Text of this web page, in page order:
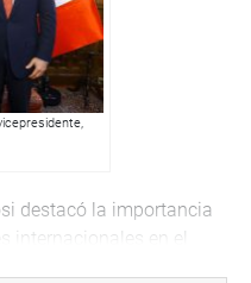
destacó la importancia
internacionales en el